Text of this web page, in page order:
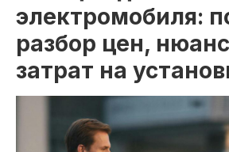
электромобиля:
разбор цен,
затрат на